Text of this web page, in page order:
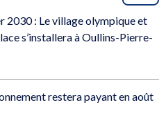
2030 : Le village olympique et
s’installera à Oullins-Pierre-
restera payant en août